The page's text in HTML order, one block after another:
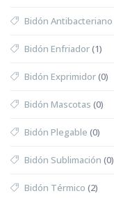
Bidón Antibacteriano
Bidón Enfriador(1)
Bidón Exprimidor(0)
Bidón Mascotas (0)
Bidón Plegable (0)
Bidón Sublimación (0)
Bidón Térmico (2)